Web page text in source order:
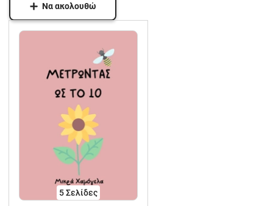
Να ακολουθώ
5Σελίδες